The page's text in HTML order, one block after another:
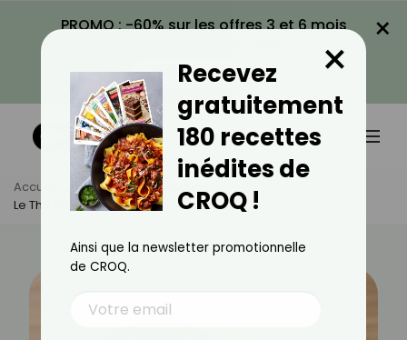
PROMO : -60% sur les offres 3 et 6 mois
VOIR LA PROMO
×
Accueil Actus
Alimentation
Le Thé Noir Pour Maigrir, Ça Marche ?
Recevez
gratuitement
180 recettes
inédites de
CROQ !
×
Ainsi que la newsletter promotionnelle
de CROQ.